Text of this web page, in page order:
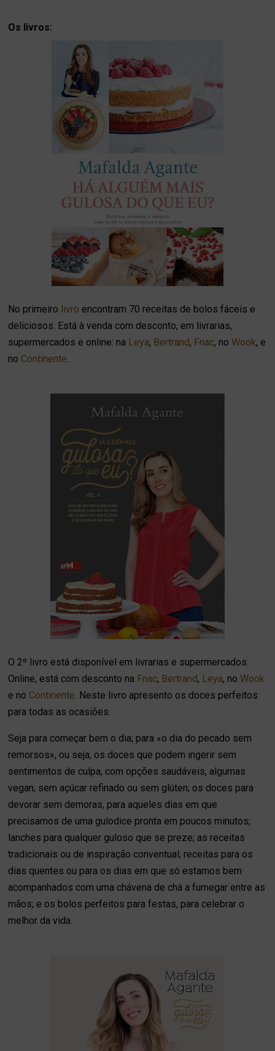
Os livros:
No primeiro livro encontram 70 receitas de bolos fáceis e
deliciosos. Está à venda com desconto, em livrarias,
supermercados e online: na Leya, Bertrand, Fnac, noWook, e
no Continente.
O 2º livro está disponível em livrarias e supermercados.
Online, está com desconto na Fnac, Bertrand, Leya, noWook
e no Continente. Neste livro apresento os doces perfeitos
para todas as ocasiões.
Seja para começar bem o dia; para «o dia do pecado sem
remorsos», ou seja, os doces que podem ingerir sem
sentimentos de culpa, com opções saudáveis, algumas
vegan, sem açúcar refinado ou sem glúten; os doces para
devorar sem demoras, para aqueles dias em que
precisamos de uma gulodice pronta em poucos minutos;
lanches para qualquer guloso que se preze; as receitas
tradicionais ou de inspiração conventual; receitas para os
dias quentes ou para os dias em que só estamos bem
acompanhados com uma chávena de chá a fumegar entre as
mãos; e os bolos perfeitos para festas, para celebrar o
melhor da vida.